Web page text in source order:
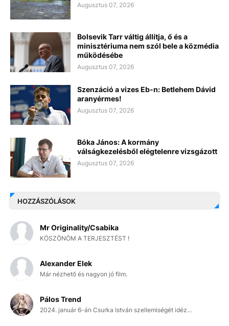
Augusztus 07, 2026
Bolsevik Tarr váltig állítja, ő és a
minisztériuma nem szól bele a közmédia
működésébe
Augusztus 07, 2026
Szenzáció a vizes Eb-n: Betlehem Dávid
aranyérmes!
Augusztus 07, 2026
Bóka János: A kormány
válságkezelésből elégtelenre vizsgázott
Augusztus 07, 2026
HOZZÁSZÓLÁSOK
Mr Originality/Csabika
KÖSZÖNÖM A TERJESZTÉST !
Alexander Elek
Már nézhető és nagyon jó film.
Pálos Trend
2024. január 6-án Csurka István szellemiségét idéz...